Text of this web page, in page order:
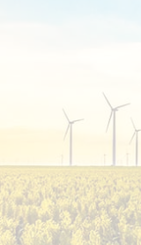
PANDAS LIEBEN
Cookies helfen unser
nutzerfreundlich zu
uns eine Analyse der
Website. Infos dazu
Einstellungen kannst
welche Art von
Deine Auswahl
entsprechenden Link
Website jederzeit